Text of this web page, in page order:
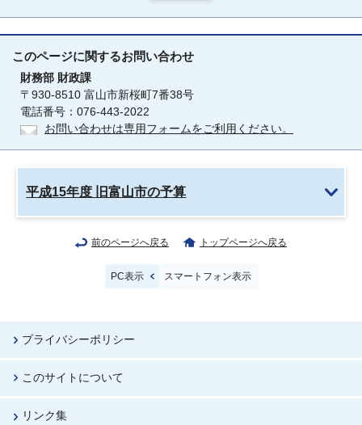
このページに関するお問い合わせ
財務部 財政課
〒930-8510 富山市新桜町7番38号
電話番号：076-443-2022
お問い合わせは専用フォームをご利用ください。
平成15年度 旧富山市の予算
前のページへ戻る トップページへ戻る
PC表示 スマートフォン表示
プライバシーポリシー
このサイトについて
リンク集